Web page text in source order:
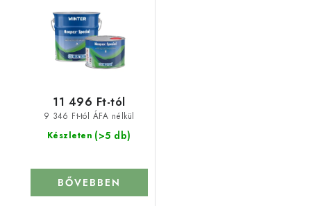
Készleten (>5 db)
9 346 Ft-tól ÁFA nélkül
11 496 Ft-tól
BŐVEBBEN